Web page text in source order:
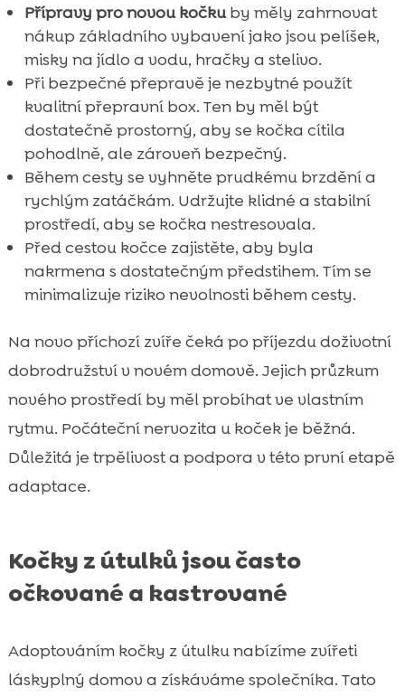
Přípravy pro novou kočkuby měly zahrnovat
nákup základního vybavení jako jsou pelíšek,
misky na jídlo a vodu, hračky a stelivo.
Při bezpečné přepravě je nezbytné použít
kvalitní přepravní box. Ten by měl být
dostatečně prostorný, aby se kočka cítila
pohodlně, ale zároveň bezpečný.
Během cesty se vyhněte prudkému brzdění a
rychlým zatáčkám. Udržujte klidné a stabilní
prostředí, aby se kočka nestresovala.
Před cestou kočce zajistěte, aby byla
nakrmena s dostatečným předstihem. Tím se
minimalizuje riziko nevolnosti během cesty.
Na novo příchozí zvíře čeká po příjezdu doživotní
dobrodružství v novém domově. Jejich průzkum
nového prostředí by měl probíhat ve vlastním
rytmu. Počáteční nervozita u koček je běžná.
Důležitá je trpělivost a podpora v této první etapě
adaptace.
Kočky z útulků jsou často
očkované a kastrované
Adoptováním kočky z útulku nabízíme zvířeti
láskyplný domov a získáváme společníka. Tato